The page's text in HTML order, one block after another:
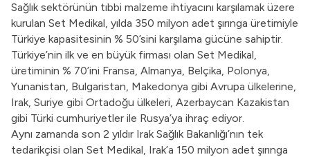
Sağlık sektörünün tıbbi malzeme ihtiyacını karşılamak üzere
kurulan Set Medikal, yılda 350 milyon adet şırınga üretimiyle
Türkiye kapasitesinin % 50’sini karşılama gücüne sahiptir.
Türkiye’nin ilk ve en büyük firması olan Set Medikal,
üretiminin % 70’ini Fransa, Almanya, Belçika, Polonya,
Yunanistan, Bulgaristan, Makedonya gibi Avrupa ülkelerine,
Irak, Suriye gibi Ortadoğu ülkeleri, Azerbaycan Kazakistan
gibi Türki cumhuriyetler ile Rusya’ya ihraç ediyor.
Aynı zamanda son 2 yıldır Irak Sağlık Bakanlığı’nın tek
tedarikçisi olan Set Medikal, Irak’a 150 milyon adet şırınga